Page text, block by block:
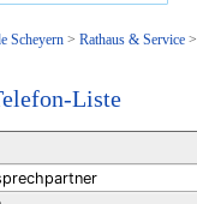
Scheyern> Rathaus & Service>
Liste